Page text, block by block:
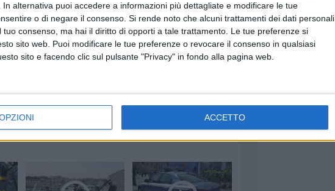
alternativa puoi accedere a informazioni più dettagliate e modificare le tue
o di negare il consenso. Si rende noto che alcuni trattamenti dei dati personali
tuo consenso, ma hai il diritto di opporti a tale trattamento. Le tue preferenze si
sito web. Puoi modificare le tue preferenze o revocare il consenso in qualsiasi
sito e facendo clic sul pulsante "Privacy" in fondo alla pagina web.
ACCETTO
a
SOCIAL VIDEO2 MINUTI SOCIAL VIDEO2 MINUTI
Segherie Mastrototaro